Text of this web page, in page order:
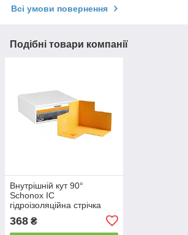
Всі умови повернення
Подібні товари компанії
Внутрішній кут 90°
Schonox IC
гідроізоляційна стрічка
368 ₴